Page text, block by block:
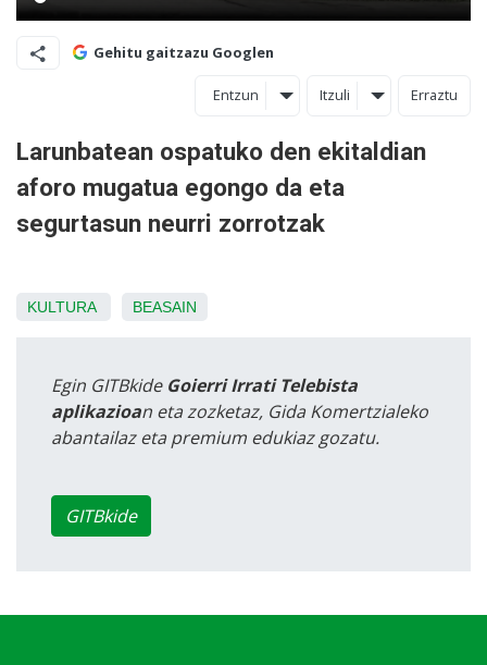
Gehitu gaitzazu Googlen
Entzun Itzuli Erraztu
Larunbatean ospatuko den ekitaldian
aforo mugatua egongo da eta
segurtasun neurri zorrotzak
KULTURA BEASAIN
Egin GITBkide Goierri Irrati Telebista
aplikazioan eta zozketaz, Gida Komertzialeko
abantailaz eta premium edukiaz gozatu.
GITBkide